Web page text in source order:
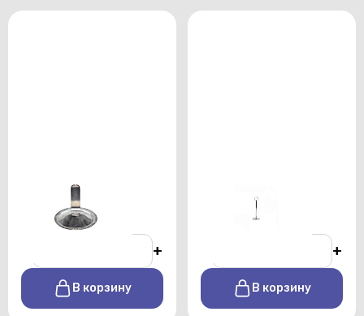
От 40 р./сутки
+
В корзину
От 80 р./сутки
+
В корзину